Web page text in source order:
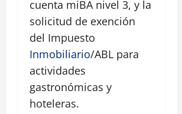
cuenta miBA nivel 3, y la
solicitud de exención
del Impuesto
Inmobiliario/ABL para
actividades
gastronómicas y
hoteleras.